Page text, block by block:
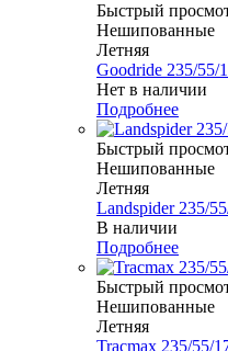
Быстрый
Нешипованные
Летняя
Goodride 235/55/
Нет в наличии
Подробнее
Быстрый
Нешипованные
Летняя
Landspider 235/
В наличии
Подробнее
Быстрый
Нешипованные
Летняя
Tracmax 235/55/